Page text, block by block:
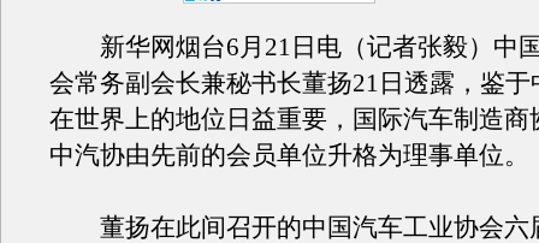
新华网烟台6月21日电（记者张毅）中
会常务副会长兼秘书长董扬21日透露，鉴
在世界上的地位日益重要，国际汽车制造商
中汽协由先前的会员单位升格为理事单位。
董扬在此间召开的中国汽车工业协会六